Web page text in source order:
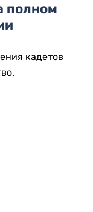
полном
кадетов